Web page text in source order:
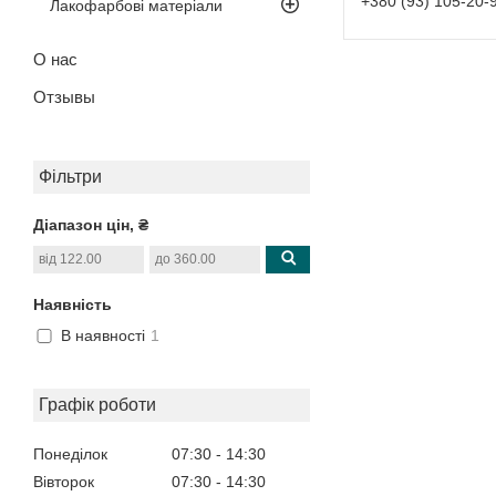
Лакофарбові матеріали
О нас
Отзывы
Фільтри
Діапазон цін, ₴
Наявність
В наявності 1
Графік роботи
Понеділок 07:30
14:30
Вівторок
07:30 14:30